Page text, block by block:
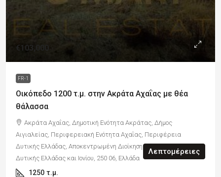
€103,000
FR-1
Οικόπεδο 1200 τ.μ. στην Ακράτα Αχαΐας με θέα
θάλασσα
Ακράτα Αχαΐας, Δημοτική Ενότητα Ακράτας, Δήμος
Αιγιαλείας, Περιφερειακή Ενότητα Αχαΐας, Περιφέρεια
Δυτικής Ελλάδας, Αποκεντρωμένη Διοίκηση Πελοποννήσου,
Δυτικής Ελλάδας και Ιονίου, 250 06, Ελλάδα
1250 τ.μ.
Λεπτομέρειες